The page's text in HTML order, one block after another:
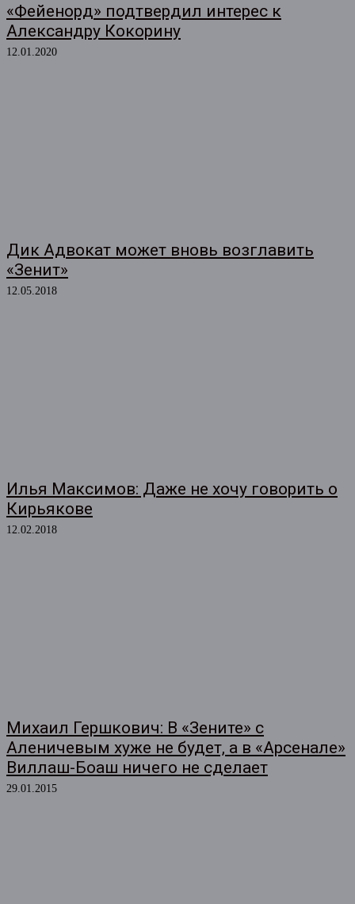
«Фейенорд» подтвердил интерес к
Александру Кокорину
12.01.2020
Дик Адвокат может вновь возглавить
«Зенит»
12.05.2018
Илья Максимов: Даже не хочу говорить о
Кирьякове
12.02.2018
Михаил Гершкович: В «Зените» с
Аленичевым хуже не будет, а в «Арсенале»
Виллаш-Боаш ничего не сделает
29.01.2015